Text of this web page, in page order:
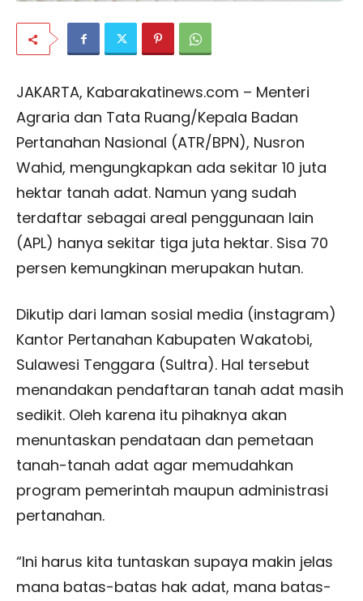
JAKARTA, Kabarakatinews.com – Menteri
Agraria dan Tata Ruang/Kepala Badan
Pertanahan Nasional (ATR/BPN), Nusron
Wahid, mengungkapkan ada sekitar 10 juta
hektar tanah adat. Namun yang sudah
terdaftar sebagai areal penggunaan lain
(APL) hanya sekitar tiga juta hektar. Sisa 70
persen kemungkinan merupakan hutan.
Dikutip dari laman sosial media (instagram)
Kantor Pertanahan Kabupaten Wakatobi,
Sulawesi Tenggara (Sultra). Hal tersebut
menandakan pendaftaran tanah adat masih
sedikit. Oleh karena itu pihaknya akan
menuntaskan pendataan dan pemetaan
tanah-tanah adat agar memudahkan
program pemerintah maupun administrasi
pertanahan.
“Ini harus kita tuntaskan supaya makin jelas
mana batas-batas hak adat, mana batas-